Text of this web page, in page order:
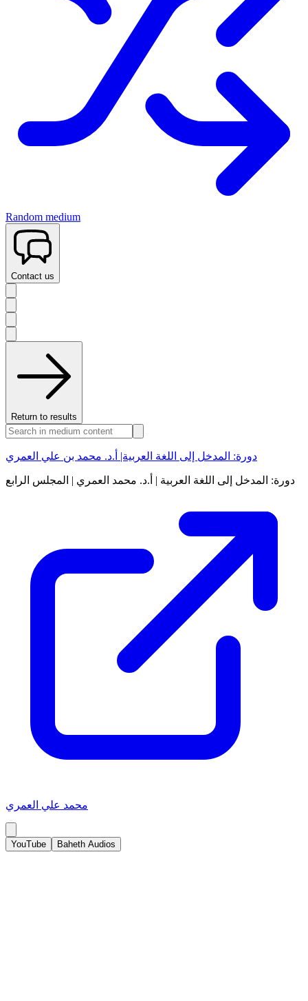
Random medium
Contact us
Return to results
دورة: المدخل إلى اللغة العربية| أ.د. محمد بن علي العمري
دورة: المدخل إلى اللغة العربية | أ.د. محمد العمري | المجلس الرابع
محمد علي العمري
YouTube Baheth Audios